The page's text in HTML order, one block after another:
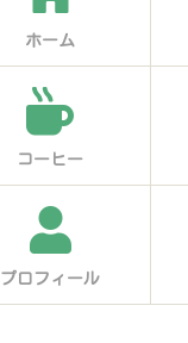
ホーム
コーヒー
プロフィール